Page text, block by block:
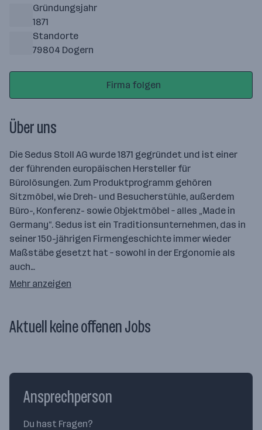
Gründungsjahr
1871
Standorte
79804 Dogern
Firma folgen
Über uns
Die Sedus Stoll AG wurde 1871 gegründet und ist einer
der führenden europäischen Hersteller für
Bürolösungen. Zum Produktprogramm gehören
Sitzmöbel, wie Dreh- und Besucherstühle, außerdem
Büro-, Konferenz- sowie Objektmöbel – alles „Made in
Germany“. Sedus ist ein Traditionsunternehmen, das in
seiner 150-jährigen Firmengeschichte immer wieder
Maßstäbe gesetzt hat – sowohl in der Ergonomie als
auch…
Mehr anzeigen
Aktuell keine offenen Jobs
Ansprechperson
Du hast Fragen?